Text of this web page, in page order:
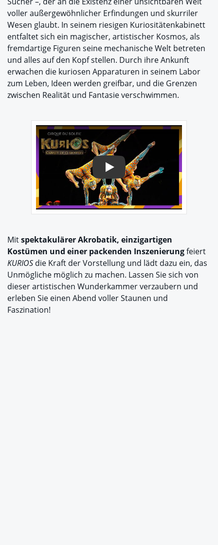
voller außergewöhnlicher Erfindungen und skurriler
Wesen glaubt. In seinem riesigen Kuriositätenkabinett
entfaltet sich ein magischer, artistischer Kosmos, als
fremdartige Figuren seine mechanische Welt betreten
und alles auf den Kopf stellen. Durch ihre Ankunft
erwachen die kuriosen Apparaturen in seinem Labor
zum Leben, Ideen werden greifbar, und die Grenzen
zwischen Realität und Fantasie verschwimmen.
Play
Mitspektakulärer Akrobatik, einzigartigen
Kostümen und einer packenden Inszenierungfeiert
KURIOS die Kraft der Vorstellung und lädt dazu ein, das
Unmögliche möglich zu machen. Lassen Sie sich von
dieser artistischen Wunderkammer verzaubern und
erleben Sie einen Abend voller Staunen und
Faszination!